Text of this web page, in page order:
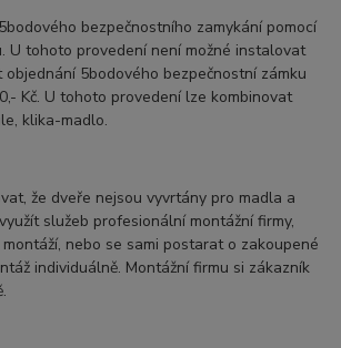
bezpečnostního zamykání pomocí
U tohoto provedení není možné instalovat
5bodového bezpečnostní zámku
Kč. U tohoto provedení lze kombinovat
klika-madlo.
že dveře nejsou vyvrtány pro madla a
služeb profesionální montážní firmy,
nebo se sami postarat o zakoupené
individuálně. Montážní firmu si zákazník